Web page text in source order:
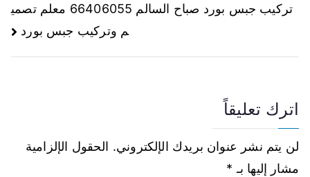
تركيب جبس بورد صباح السالم 66406055 معلم تصمي
م وتركيب جبس بورد
اترك تعليقاً
لن يتم نشر عنوان بريدك الإلكتروني. الحقول الإلزامية
مشار إليها بـ *